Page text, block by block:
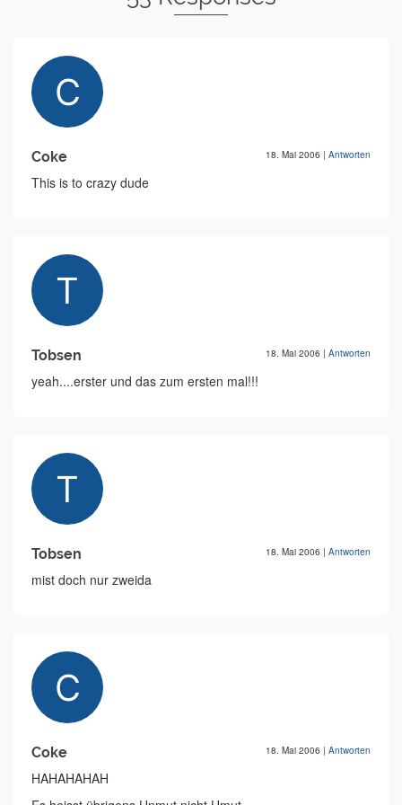
Coke 18. Mai 2006 | Antworten
This is to crazy dude
Tobsen 18. Mai 2006 | Antworten
yeah....erster und das zum ersten mal!!!
Tobsen 18. Mai 2006 | Antworten
mist doch nur zweida
Coke 18. Mai 2006 | Antworten
HAHAHAHAH